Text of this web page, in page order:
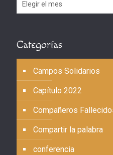
Categorías
Campos Solidarios
Capítulo 2022
Compañeros
Compartir la palabra
conferencia